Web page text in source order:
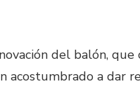
del balón, que
acostumbrado a dar